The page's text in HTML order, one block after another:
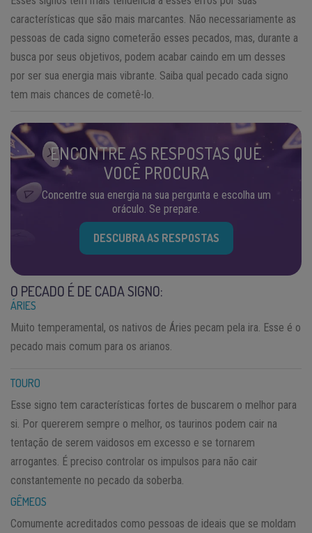
características que são mais marcantes. Não necessariamente as
pessoas de cada signo cometerão esses pecados, mas, durante a
busca por seus objetivos, podem acabar caindo em um desses
por ser sua energia mais vibrante. Saiba qual pecado cada signo
tem mais chances de cometê-lo.
ENCONTRE AS RESPOSTAS QUE
VOCÊ PROCURA
Concentre sua energia na sua pergunta e escolha um
oráculo. Se prepare.
DESCUBRA AS RESPOSTAS
O PECADO É DE CADA SIGNO:
ÁRIES
Muito temperamental, os nativos de Áries pecam pela ira. Esse é o
pecado mais comum para os arianos.
TOURO
Esse signo tem características fortes de buscarem o melhor para
si. Por quererem sempre o melhor, os taurinos podem cair na
tentação de serem vaidosos em excesso e se tornarem
arrogantes. É preciso controlar os impulsos para não cair
constantemente no pecado da soberba.
GÊMEOS
Comumente acreditados como pessoas de ideais que se moldam